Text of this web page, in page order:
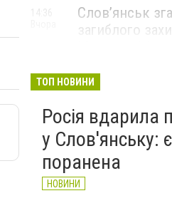
Слов’янськ
загиблого
НОВИНИ
ТОП НОВИНИ
Росія вдарила
у Слов'янську: є
поранена
НОВИНИ